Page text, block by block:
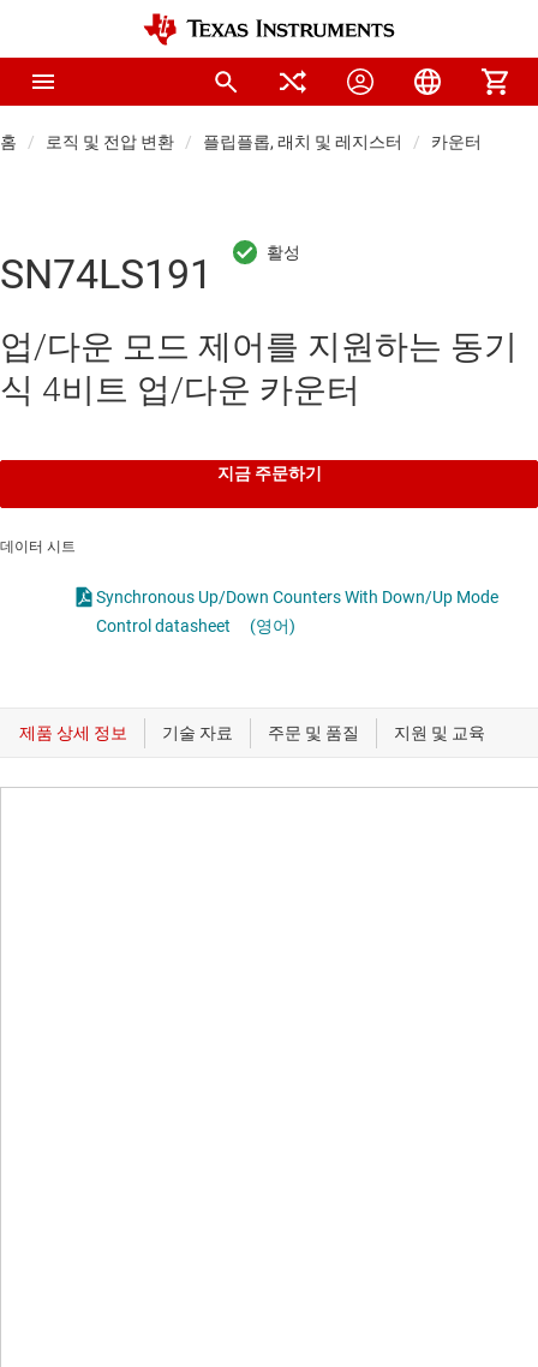
홈 로직 및 전압 변환 플립플롭, 래치 및 레지스터 카운터
SN74LS191
업/다운 모드 제어를 지원하는 동기
식 4비트 업/다운 카운터
지금 주문하기
데이터 시트
Synchronous Up/Down Counters With Down/Up Mode
Control datasheet
(영어)